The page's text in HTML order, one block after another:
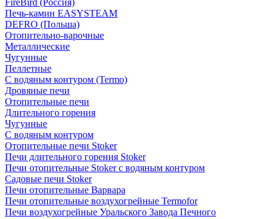
FireBird (Россия)
Печь-камин EASYSTEAM
DEFRO (Польша)
Отопительно-варочные
Металлические
Чугунные
Пеллетные
С водяным контуром (Termo)
Дровяные печи
Отопительные печи
Длительного горения
Чугунные
C водяным контуром
Отопительные печи Stoker
Печи длительного горения Stoker
Печи отопительные Stoker с водяным контуром
Садовые печи Stoker
Печи отопительные Варвара
Печи отопительные воздухогрейные Termofor
Печи воздухогрейные Уральского Завода Печного